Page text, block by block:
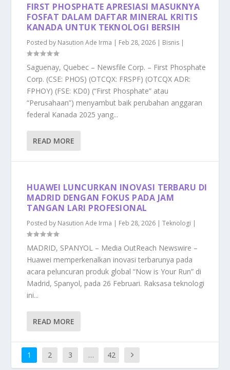
FIRST PHOSPHATE APRESIASI MASUKNYA
FOSFAT DALAM DAFTAR MINERAL KRITIS
KANADA UNTUK TEKNOLOGI BERSIH
Posted by Nasution Ade Irma | Feb 28, 2026 | Bisnis |
Saguenay, Quebec – Newsfile Corp. – First Phosphate
Corp. (CSE: PHOS) (OTCQX: FRSPF) (OTCQX ADR:
FPHOY) (FSE: KD0) (“First Phosphate” atau
“Perusahaan”) menyambut baik perubahan anggaran
federal Kanada 2025 yang...
READ MORE
HUAWEI LUNCURKAN INOVASI TERBARU DI
MADRID DENGAN FOKUS PADA JAM
TANGAN LARI PROFESIONAL
Posted by Nasution Ade Irma | Feb 28, 2026 |Teknologi |
MADRID, SPANYOL – Media OutReach Newswire –
Huawei memperkenalkan inovasi terbarunya pada
acara peluncuran produk global “Now is Your Run” di
Madrid, Spanyol, pada 26 Februari. Raksasa teknologi
ini...
READ MORE
1 2 3 … 42